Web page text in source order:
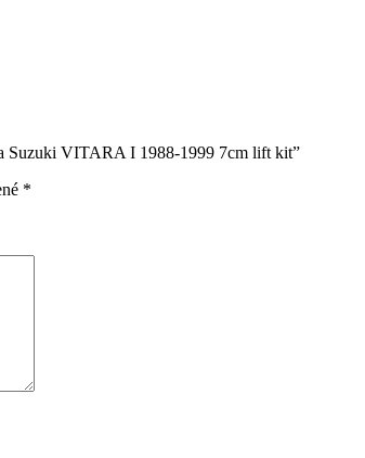
Suzuki VITARA I 1988-1999 7cm lift kit”
*